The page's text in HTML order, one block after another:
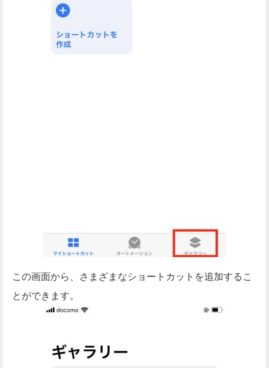
この画面から、さまざまなショートカットを追加するこ
とができます。